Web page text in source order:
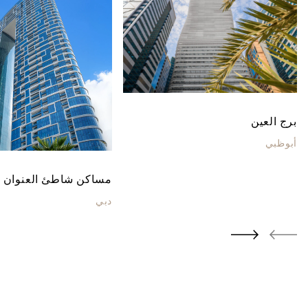
برج العين
أبوظبي
مساكن شاطئ العنوان
دبي